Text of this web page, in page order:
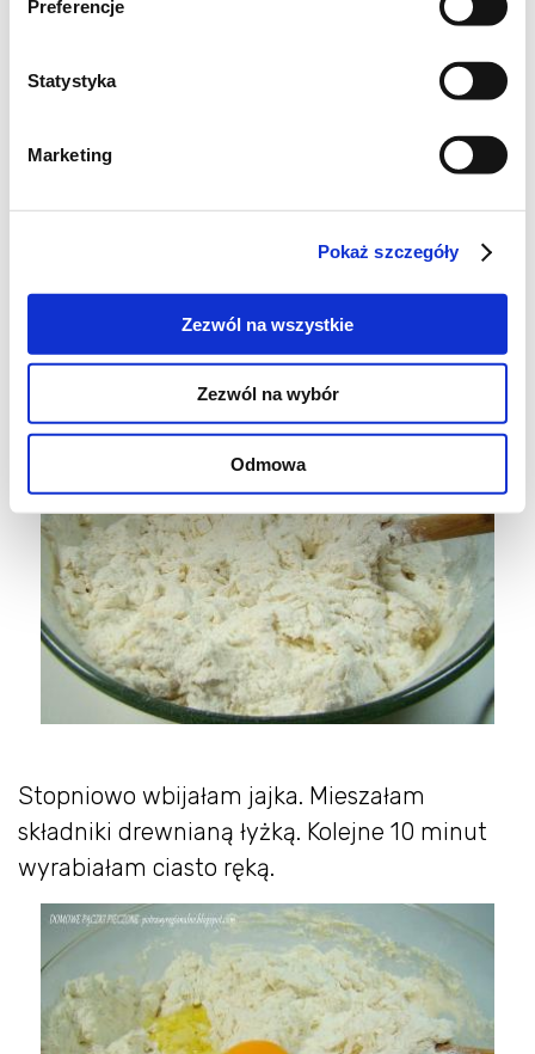
Preferencje
Statystyka
Marketing
Pokaż szczegóły
Zezwól na wszystkie
Zezwól na wybór
Odmowa
Wymieszałam składniki.
Stopniowo wbijałam jajka. Mieszałam
składniki drewnianą łyżką. Kolejne 10 minut
wyrabiałam ciasto ręką.